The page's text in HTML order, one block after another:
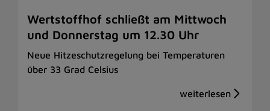
Wertstoffhof schließt am Mittwoch
und Donnerstag um 12.30 Uhr
Neue Hitzeschutzregelung bei Temperaturen
über 33 Grad Celsius